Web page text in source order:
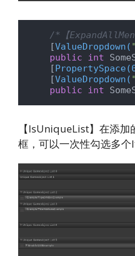
/*【
    [
ValueDropdown(
public
int
    [
    [
ValueDropdown(
public
int
【IsUniqueList】在添
框，可以一次性勾选多